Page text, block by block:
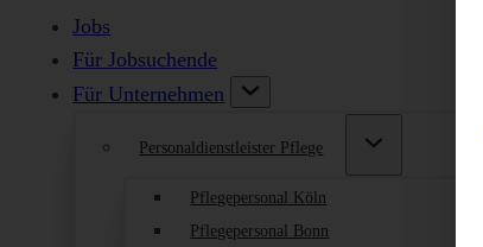
Jobs
Für Jobsuchende
Für Unternehmen
Personaldienstleister Pflege
Pflegepersonal Köln
Pflegepersonal Bonn